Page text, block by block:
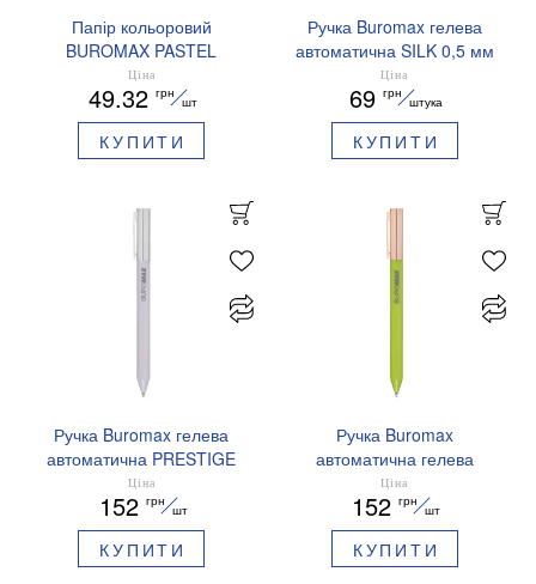
Папір кольоровий
BUROMAX PASTEL
EUROMAX 20 арк А4 80 г/
мс BM.2721220E-08
Ціна
49.32 грн
шт
КУПИТИ
Ручка Buromax гелева
автоматична SILK 0,5 мм
сині чорнила BM.83100
Ціна
69 грн
штука
КУПИТИ
Ручка Buromax гелева
автоматична PRESTIGE
SILVER 0,5 мм сині
чорнила BM.83102
Ціна
152 грн
шт
КУПИТИ
Ручка Buromax
автоматична гелева
PRESTIGE GOLD 0,5 мм
сині чорнила BM.83101
Ціна
152 грн
шт
КУПИТИ